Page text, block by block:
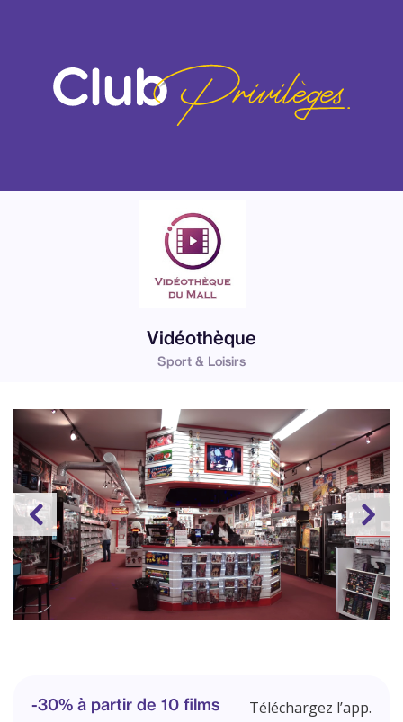
Vidéothèque
Sport & Loisirs
-30% à partir de 10 films Téléchargez l’app.